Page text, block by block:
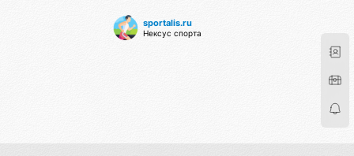
sportalis.ru
Нексус спорта